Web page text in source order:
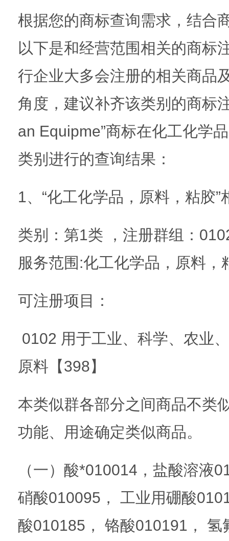
根据您的商标查询需求，结合
以下是和经营范围相关的商标
行企业大多会注册的相关商品
角度，建议补齐该类别的商标
an Equipme”商标在化工化学
类别进行的查询结果：
1、“化工化学品，原料，粘胶
类别：第1类 ，注册群组：
服务范围:化工化学品，原料，
可注册项目：
0102 用于工业、科学、农业
原料【398】
本类似群各部分之间商品不类
功能、用途确定类似商品。
（一）酸*010014，盐酸溶液
硝酸010095， 工业用硼酸
酸010185， 铬酸010191，